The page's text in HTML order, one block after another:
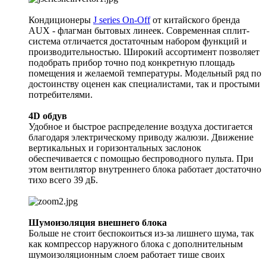
Кондиционеры J series On-Offот китайского бренда
AUX - флагман бытовых линеек. Современная сплит-
система отличается достаточным набором функций и
производительностью. Широкий ассортимент позволяет
подобрать прибор точно под конкретную площадь
помещения и желаемой температуры. Модельный ряд по
достоинству оценен как специалистами, так и простыми
потребителями.
4D обдув
Удобное и быстрое распределение воздуха достигается
благодаря электрическому приводу жалюзи. Движение
вертикальных и горизонтальных заслонок
обеспечивается с помощью беспроводного пульта. При
этом вентилятор внутреннего блока работает достаточно
тихо всего 39 дБ.
Шумоизоляция внешнего блока
Больше не стоит беспокоиться из-за лишнего шума, так
как компрессор наружного блока с дополнительным
шумоизоляционным слоем работает тише своих